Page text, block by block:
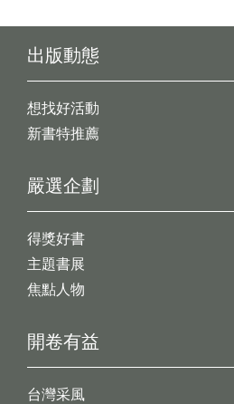
出版動態
想找好活動
新書特推薦
開卷有益
台灣采風
嚴選企劃
得獎好書
主題書展
焦點人物